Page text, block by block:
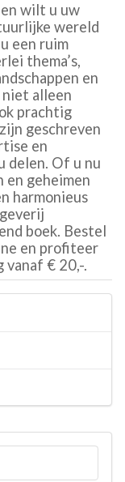
wilt u uw
wereld
een ruim
thema’s,
en
alleen
prachtig
geschreven
en
delen. Of u nu
geheimen
harmonieus
boek. Bestel
en profiteer
vanaf € 20,-.